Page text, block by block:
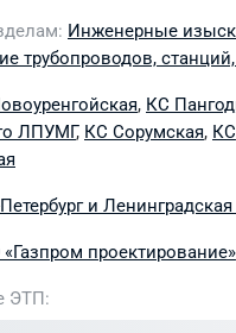
на
подачи газа на
нужды КС
КС «Лонг-
КС «Сорумская»,
Инженерные
трубопроводов,
, КС
ЛПУМГ, КС Сорумская, КС
и
проектирование»
ЭТП